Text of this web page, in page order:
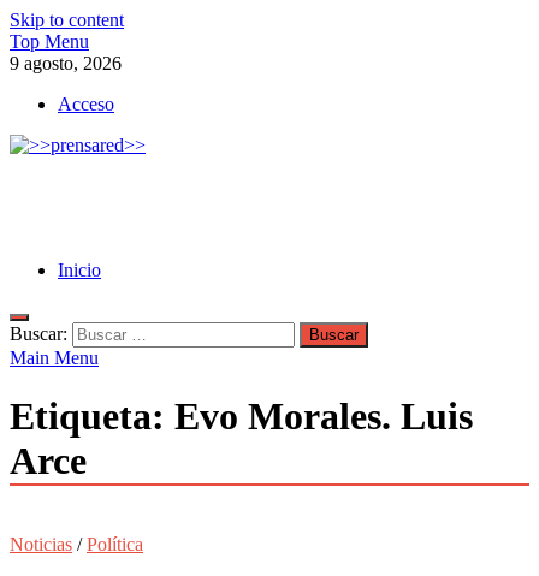
Skip to content
Top Menu
9 agosto, 2026
Acceso
Inicio
Buscar:
Main Menu
Etiqueta: Evo Morales. Luis
Arce
Noticias /Política